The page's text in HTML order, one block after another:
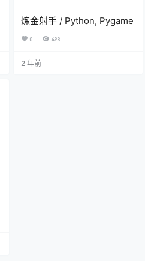
炼金射手 / Python, Pygame
0 498
2 年前